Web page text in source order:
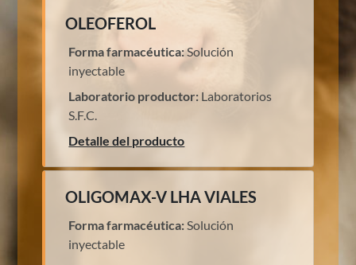
OLEOFEROL
Forma farmacéutica:Solución
inyectable
Laboratorio productor: Laboratorios
S.F.C.
Detalle del producto
OLIGOMAX-V LHA VIALES
Forma farmacéutica: Solución
inyectable